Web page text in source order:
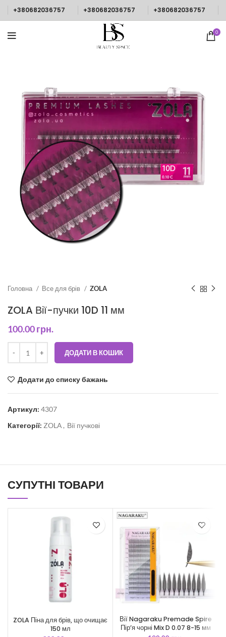
+380682036757 +380682036757 +380682036757
0
Головна Все для брів ZOLA
ZOLA Вії-пучки 10D 11 мм
100.00грн.
ДОДАТИ В КОШИК
Додати до списку бажань
Артикул: 4307
Категорії: ZOLA , Вії пучкові
СУПУТНІ ТОВАРИ
ZOLA Піна для брів, що очищає
150 мл
Вії Nagaraku Premade Spire
Пір’я чорні Mix D 0.07 8-15 мм